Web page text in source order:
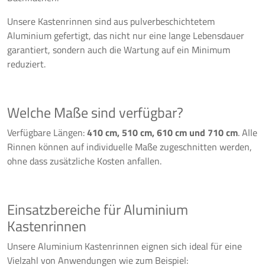
Unsere Kastenrinnen sind aus pulverbeschichtetem
Aluminium gefertigt, das nicht nur eine lange Lebensdauer
garantiert, sondern auch die Wartung auf ein Minimum
reduziert.
Welche Maße sind verfügbar?
Verfügbare Längen:410 cm, 510 cm, 610 cm und 710 cm. Alle
Rinnen können auf individuelle Maße zugeschnitten werden,
ohne dass zusätzliche Kosten anfallen.
Einsatzbereiche für Aluminium
Kastenrinnen
Unsere Aluminium Kastenrinnen eignen sich ideal für eine
Vielzahl von Anwendungen wie zum Beispiel: